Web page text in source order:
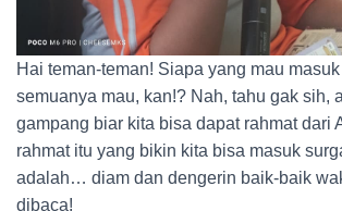
Hai teman-teman! Siapa yang mau
semuanya mau, kan!? Nah, tahu gak sih,
gampang biar kita bisa dapat rahmat dari
rahmat itu yang bikin kita bisa masuk
adalah… diam dan dengerin baik-baik
dibaca!